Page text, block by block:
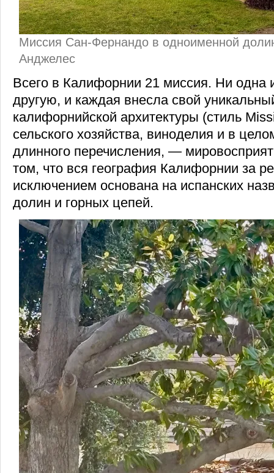
Миссия Сан-Фернандо в одноименной
Анджелес
Всего в Калифорнии 21 миссия. Ни одна
другую, и каждая внесла свой
калифорнийской архитектуры (стиль
сельского хозяйства, виноделия и в
длинного перечисления, —
том, что вся география Калифорнии за
исключением основана на испанских
долин и горных цепей.